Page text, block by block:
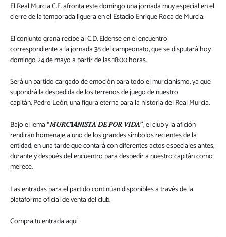
El Real Murcia C.F. afronta este domingo una jornada muy especial en el
cierre de la temporada liguera en el Estadio Enrique Roca de Murcia.
El conjunto grana recibe al C.D. Eldense en el encuentro
correspondiente a la jornada 38 del campeonato, que se disputará hoy
domingo 24 de mayo a partir de las 18:00 horas.
Será un partido cargado de emoción para todo el murcianismo, ya que
supondrá la despedida de los terrenos de juego de nuestro
capitán, Pedro León, una figura eterna para la historia del Real Murcia.
Bajo el lema“𝑀𝑈𝑅𝐶𝟏𝟒𝑁𝐼𝑆𝑇𝐴 𝐷𝐸 𝑃𝑂𝑅 𝑉𝐼𝐷𝐴”, el club y la afición
rendirán homenaje a uno de los grandes símbolos recientes de la
entidad, en una tarde que contará con diferentes actos especiales antes,
durante y después del encuentro para despedir a nuestro capitán como
merece.
Las entradas para el partido continúan disponibles a través de la
plataforma oficial de venta del club.
Compra tu entrada aquí